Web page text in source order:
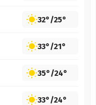
32°/25°
33°/21°
35°/24°
33°/24°